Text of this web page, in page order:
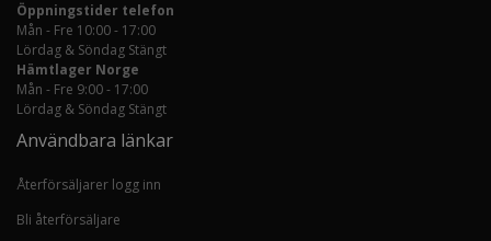
Öppningstider telefon
Mån - Fre 10:00 - 17:00
Lördag & Söndag Stängt
Hämtlager Norge
Mån - Fre 9:00 - 17:00
Lördag & Söndag Stängt
Användbara länkar
Återförsäljarer logg inn
Bli återförsäljare